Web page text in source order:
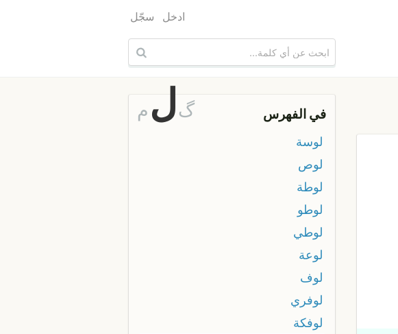
ادخل سجّل
في الفهرس گل م
لوسة
لوص
لوطة
لوطو
لوطي
لوعة
لوف
لوفري
لوفكة